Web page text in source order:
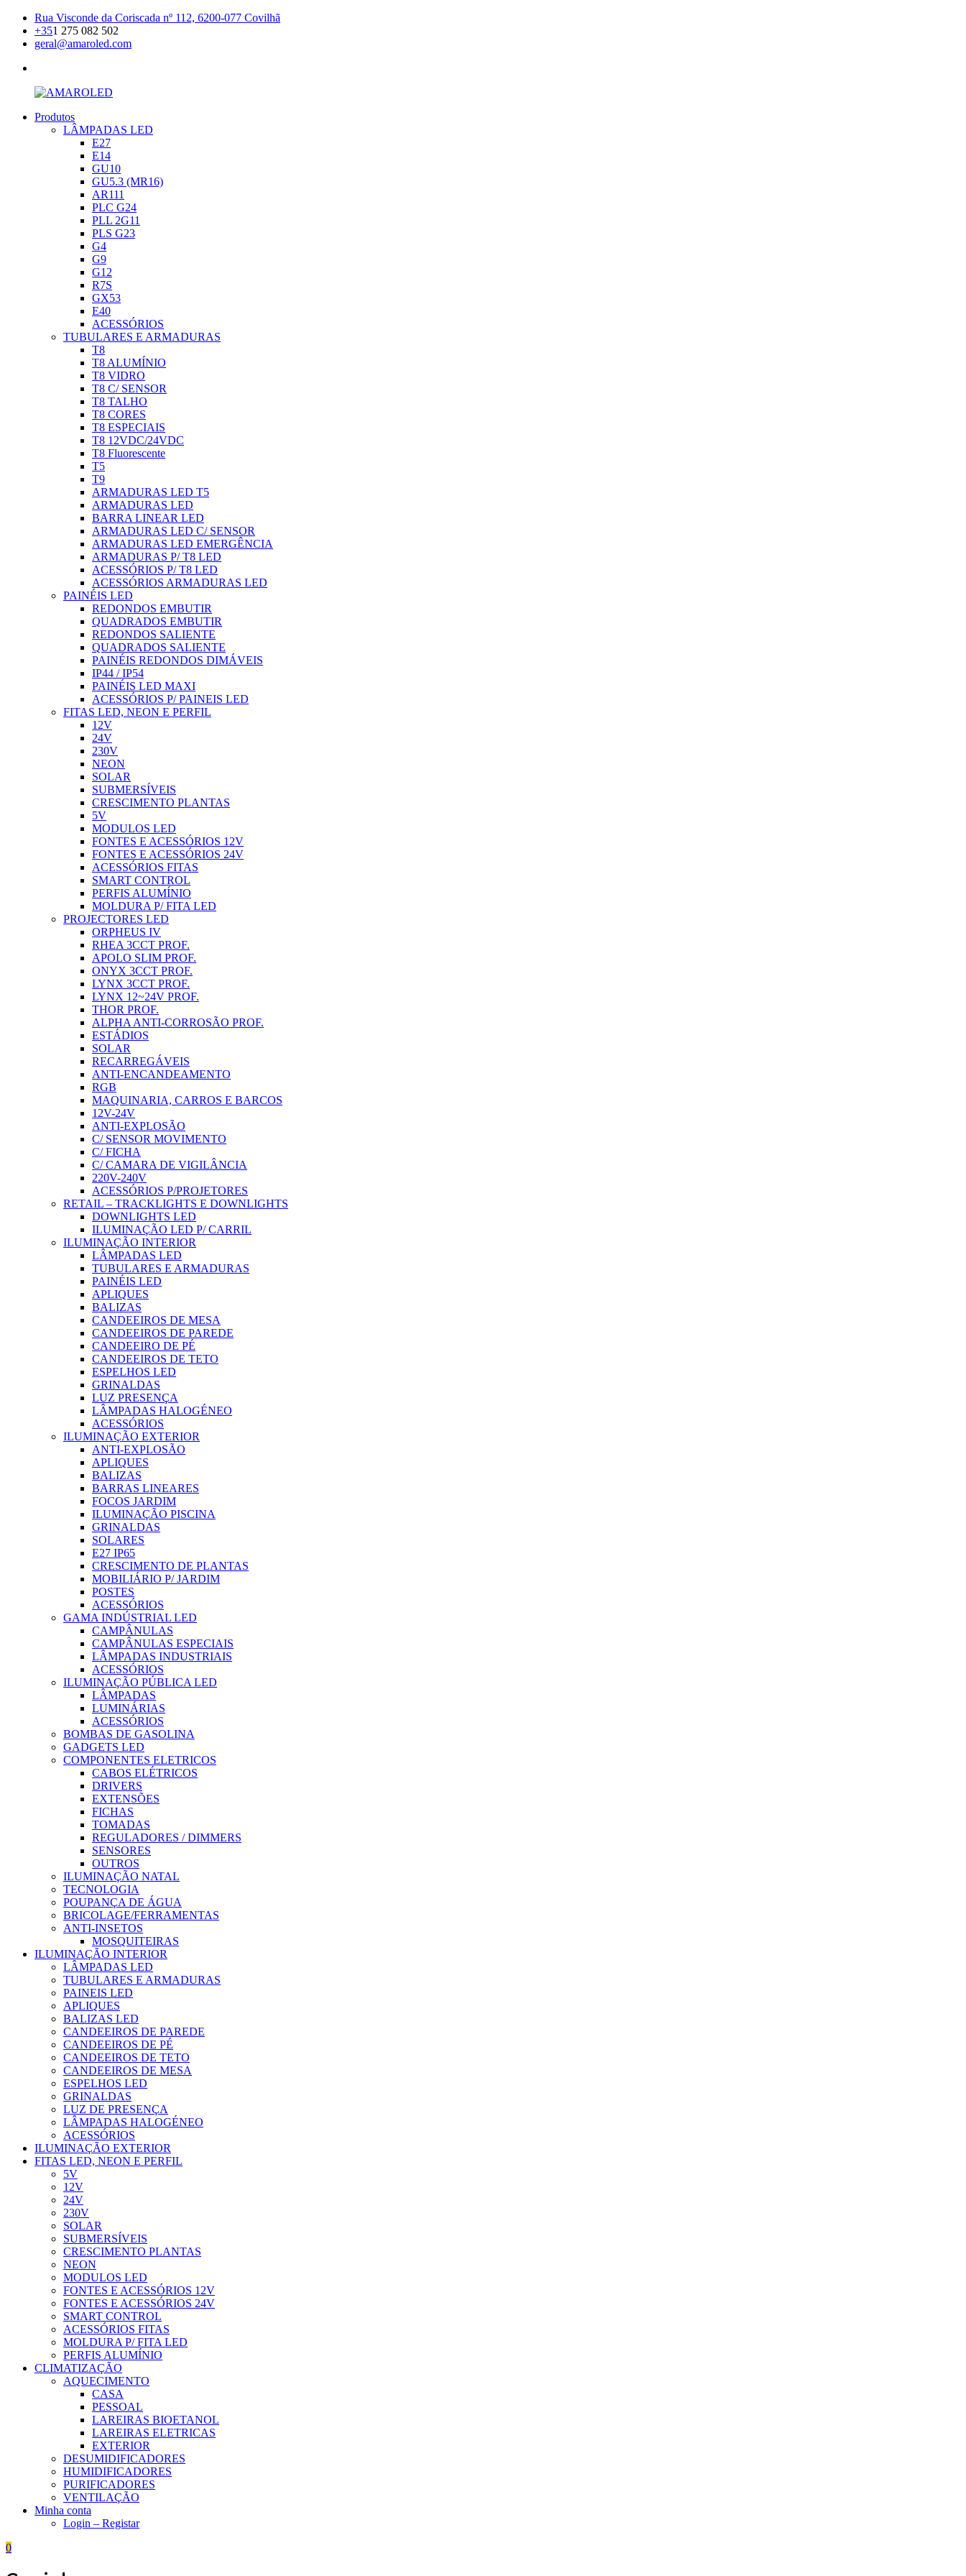
Skip
content
Rua Visconde da Coriscada nº 112, 6200-077 Covilhã
+351 275 082 502
geral@amaroled.com
AMAROLED
Iluminação
Produtos
LÂMPADAS LED
E27
E14
GU10
GU5.3 (MR16)
AR111
PLC G24
PLL 2G11
PLS G23
G4
G9
G12
R7S
GX53
E40
ACESSÓRIOS
TUBULARES E ARMADURAS
T8
T8 ALUMÍNIO
T8 VIDRO
T8 C/ SENSOR
T8 TALHO
T8 CORES
T8 ESPECIAIS
T8 12VDC/24VDC
T8 Fluorescente
T5
T9
ARMADURAS LED T5
ARMADURAS LED
BARRA LINEAR LED
ARMADURAS LED C/ SENSOR
ARMADURAS LED EMERGÊNCIA
ARMADURAS P/ T8 LED
ACESSÓRIOS P/ T8 LED
ACESSÓRIOS ARMADURAS LED
PAINÉIS LED
REDONDOS EMBUTIR
QUADRADOS EMBUTIR
REDONDOS SALIENTE
QUADRADOS SALIENTE
PAINÉIS REDONDOS DIMÁVEIS
IP44 / IP54
PAINÉIS LED MAXI
ACESSÓRIOS P/ PAINEIS LED
FITAS LED, NEON E PERFIL
12V
24V
230V
NEON
SOLAR
SUBMERSÍVEIS
CRESCIMENTO PLANTAS
5V
MODULOS LED
FONTES E ACESSÓRIOS 12V
FONTES E ACESSÓRIOS 24V
ACESSÓRIOS FITAS
SMART CONTROL
PERFIS ALUMÍNIO
MOLDURA P/ FITA LED
PROJECTORES LED
ORPHEUS IV
RHEA 3CCT PROF.
APOLO SLIM PROF.
ONYX 3CCT PROF.
LYNX 3CCT PROF.
LYNX 12~24V PROF.
THOR PROF.
ALPHA ANTI-CORROSÃO PROF.
ESTÁDIOS
SOLAR
RECARREGÁVEIS
ANTI-ENCANDEAMENTO
RGB
MAQUINARIA, CARROS E BARCOS
12V-24V
ANTI-EXPLOSÃO
C/ SENSOR MOVIMENTO
C/ FICHA
C/ CAMARA DE VIGILÂNCIA
220V-240V
ACESSÓRIOS P/PROJETORES
RETAIL – TRACKLIGHTS E DOWNLIGHTS
DOWNLIGHTS LED
ILUMINAÇÃO LED P/ CARRIL
ILUMINAÇÃO INTERIOR
LÂMPADAS LED
TUBULARES E ARMADURAS
PAINÉIS LED
APLIQUES
BALIZAS
CANDEEIROS DE MESA
CANDEEIROS DE PAREDE
CANDEEIRO DE PÉ
CANDEEIROS DE TETO
ESPELHOS LED
GRINALDAS
LUZ PRESENÇA
LÂMPADAS HALOGÉNEO
ACESSÓRIOS
ILUMINAÇÃO EXTERIOR
ANTI-EXPLOSÃO
APLIQUES
BALIZAS
BARRAS LINEARES
FOCOS JARDIM
ILUMINAÇÃO PISCINA
GRINALDAS
SOLARES
E27 IP65
CRESCIMENTO DE PLANTAS
MOBILIÁRIO P/ JARDIM
POSTES
ACESSÓRIOS
GAMA INDÚSTRIAL LED
CAMPÂNULAS
CAMPÂNULAS ESPECIAIS
LÂMPADAS INDUSTRIAIS
ACESSÓRIOS
ILUMINAÇÃO PÚBLICA LED
LÂMPADAS
LUMINÁRIAS
ACESSÓRIOS
BOMBAS DE GASOLINA
GADGETS LED
COMPONENTES ELETRICOS
CABOS ELÉTRICOS
DRIVERS
EXTENSÕES
FICHAS
TOMADAS
REGULADORES / DIMMERS
SENSORES
OUTROS
ILUMINAÇÃO NATAL
TECNOLOGIA
POUPANÇA DE ÁGUA
BRICOLAGE/FERRAMENTAS
ANTI-INSETOS
MOSQUITEIRAS
ILUMINAÇÃO INTERIOR
LÂMPADAS LED
TUBULARES E ARMADURAS
PAINEIS LED
APLIQUES
BALIZAS LED
CANDEEIROS DE PAREDE
CANDEEIROS DE PÉ
CANDEEIROS DE TETO
CANDEEIROS DE MESA
ESPELHOS LED
GRINALDAS
LUZ DE PRESENÇA
LÂMPADAS HALOGÉNEO
ACESSÓRIOS
ILUMINAÇÃO EXTERIOR
FITAS LED, NEON E PERFIL
5V
12V
24V
230V
SOLAR
SUBMERSÍVEIS
CRESCIMENTO PLANTAS
NEON
MODULOS LED
FONTES E ACESSÓRIOS 12V
FONTES E ACESSÓRIOS 24V
SMART CONTROL
ACESSÓRIOS FITAS
MOLDURA P/ FITA LED
PERFIS ALUMÍNIO
CLIMATIZAÇÃO
AQUECIMENTO
CASA
PESSOAL
LAREIRAS BIOETANOL
LAREIRAS ELETRICAS
EXTERIOR
DESUMIDIFICADORES
HUMIDIFICADORES
PURIFICADORES
VENTILAÇÃO
Minha conta
Login – Registar
0